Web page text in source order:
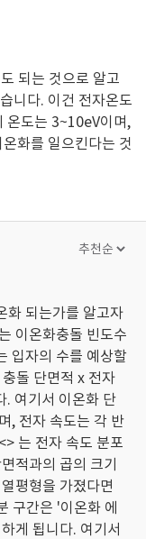
되는 것으로 알고
니다. 이건 전자온도
온도는 3~10eV이며,
화를 일으킨다는 것
화 되는가를 알고자
이온화충돌 빈도수
입자의 수를 예상할
돌 단면적 x 전자
. 여기서 이온화 단
, 전자 속도는 각 반
는 전자 속도 분포
적과의 곱의 크기
평형을 가졌다면
구간은 '이온화 에
게 됩니다. 여기서